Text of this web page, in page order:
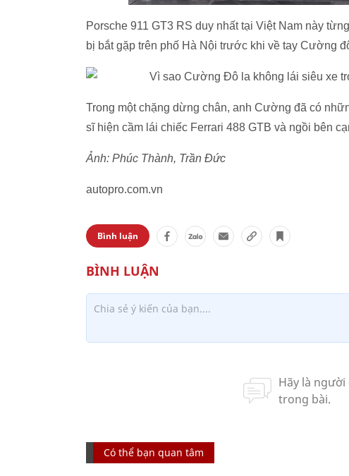
Porsche 911 GT3 RS duy nhất tại Việt Nam này
bị bắt gặp trên phố Hà Nội trước khi về tay Cường
Trong một chặng dừng chân, anh Cường đã có
sĩ hiện cầm lái chiếc Ferrari 488 GTB và ngồi bên
Ảnh: Phúc Thành, Trần Đức
autopro.com.vn
Bình luận
Có thể bạn quan tâm